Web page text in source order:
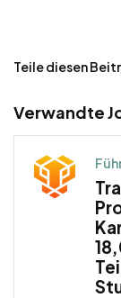
Teile diesen
Verwandte